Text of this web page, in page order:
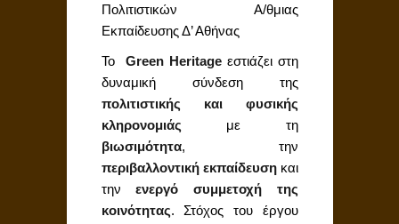
Πολιτιστικών Α/θμιας
Εκπαίδευσης Δ’ Αθήνας
Το GreenHeritageεστιάζει στη
δυναμική σύνδεση της
πολιτιστικής και φυσικής
κληρονομιάς με τη
βιωσιμότητα, την
περιβαλλοντική εκπαίδευσηκαι
τηνενεργό συμμετοχή της
κοινότητας. Στόχος του έργου